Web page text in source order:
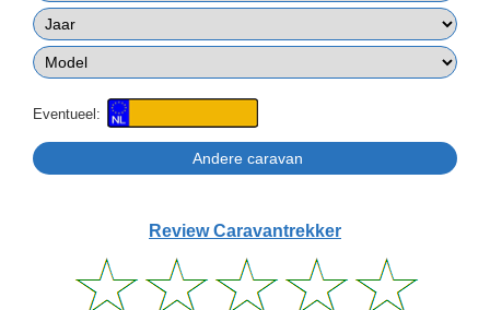
Eventueel:
Review Caravantrekker